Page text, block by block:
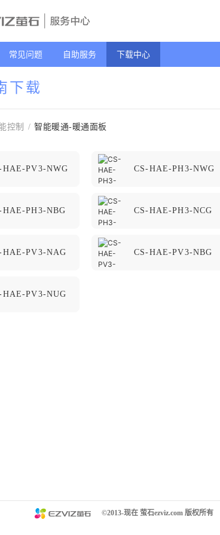
常见问题 自助服务 下载中心
下载
控制 / 智能暖通-暖通面板
HAE-PV3-NWG CS-HAE-PH3-NWG
HAE-PH3-NBG CS-HAE-PH3-NCG
HAE-PV3-NAG CS-HAE-PV3-NBG
HAE-PV3-NUG
©2013-现在 萤石ezviz.com 版权所有